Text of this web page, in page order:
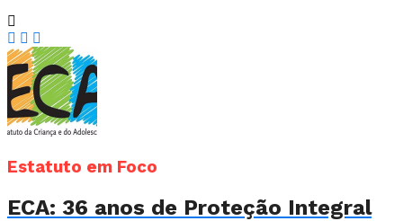
Estatuto em Foco
ECA: 36 anos de Proteção Integral